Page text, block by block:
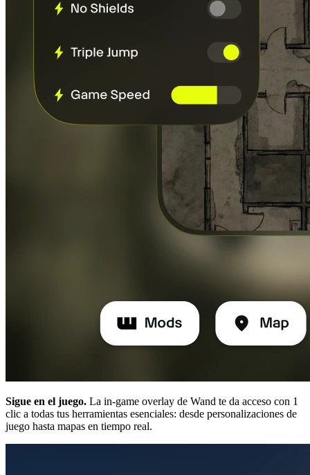
Sigue en el juego. La in-game overlay de Wand te da acceso con 1
clic a todas tus herramientas esenciales: desde personalizaciones de
juego hasta mapas en tiempo real.